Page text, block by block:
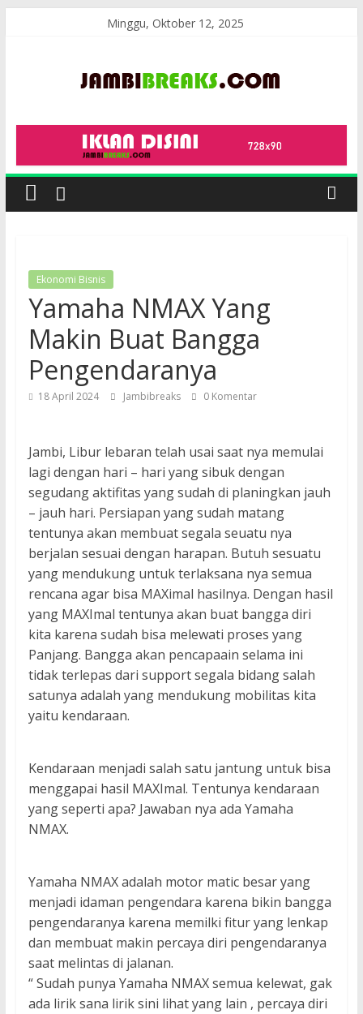
Minggu, Oktober 12, 2025
JambiBreaks
Ekonomi Bisnis
Yamaha NMAX Yang
Makin Buat Bangga
Pengendaranya
18 April 2024 Jambibreaks 0 Komentar
Jambi, Libur lebaran telah usai saat nya memulai
lagi dengan hari – hari yang sibuk dengan
segudang aktifitas yang sudah di planingkan jauh
– jauh hari. Persiapan yang sudah matang
tentunya akan membuat segala seuatu nya
berjalan sesuai dengan harapan. Butuh sesuatu
yang mendukung untuk terlaksana nya semua
rencana agar bisa MAXimal hasilnya. Dengan hasil
yang MAXImal tentunya akan buat bangga diri
kita karena sudah bisa melewati proses yang
Panjang. Bangga akan pencapaain selama ini
tidak terlepas dari support segala bidang salah
satunya adalah yang mendukung mobilitas kita
yaitu kendaraan.
Kendaraan menjadi salah satu jantung untuk bisa
menggapai hasil MAXImal. Tentunya kendaraan
yang seperti apa? Jawaban nya ada Yamaha
NMAX.
Yamaha NMAX adalah motor matic besar yang
menjadi idaman pengendara karena bikin bangga
pengendaranya karena memilki fitur yang lenkap
dan membuat makin percaya diri pengendaranya
saat melintas di jalanan.
“ Sudah punya Yamaha NMAX semua kelewat, gak
ada lirik sana lirik sini lihat yang lain , percaya diri